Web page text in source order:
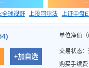
全球视野 上投阿尔法 上证中盘
+加自选
单位净值（
交易状态：
购买手续费